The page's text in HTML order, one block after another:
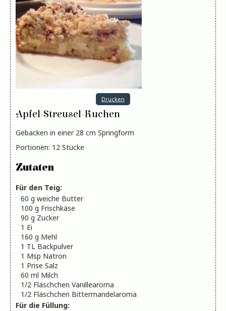
Drucken
Apfel-Streusel-Kuchen
Gebacken in einer 28 cm Springform
Portionen: 12 Stücke
Zutaten
Für den Teig:
60 g weiche Butter
100 g Frischkäse
90 g Zucker
1 Ei
160 g Mehl
1 TL Backpulver
1 Msp Natron
1 Prise Salz
60 ml Milch
1/2 Fläschchen Vanillearoma
1/2 Fläschchen Bittermandelaroma
Für die Füllung: